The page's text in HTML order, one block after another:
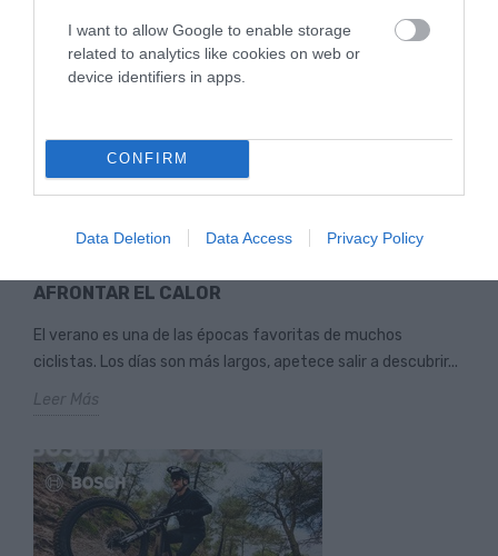
I want to allow Google to enable storage
related to analytics like cookies on web or
device identifiers in apps.
CONFIRM
Data Deletion Data Access Privacy Policy
QUÉ LLEVAR EN TUS SALIDAS EN BICICLETA
AFRONTAR EL CALOR
El verano es una de las épocas favoritas de muchos
ciclistas. Los días son más largos, apetece salir a descubrir...
Leer Más